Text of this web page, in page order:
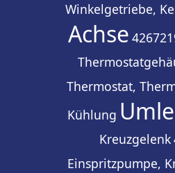
Winkelgetriebe,
Achse
Thermostat,
Kühlung
Kreuzgelenk
Einspritzpumpe,